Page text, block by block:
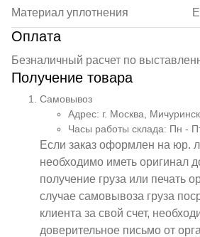
Материал уплотнения
Оплата
Безналичный расчет по
Получение товара
Самовывоз
Адрес: г. Москва,
Часы работы склада: Пн -
Если заказ оформлен на юр.
необходимо иметь оригинал
получение груза или печать
случае самовывоза груза
клиента за свой счет,
доверительное письмо от